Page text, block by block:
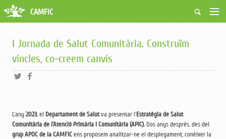
Qui som
Fes-te soci
Borsa de treball
Grups i Vocalies
CAMFiC
I Jornada de Salut Comunitària. Construïm
vincles, co-creem canvis
L’any2023, el Departament de Salutva presentar l’Estratègia de Salut
Comunitària de l’Atenció Primària i Comunitària (APiC). Dos anys després, des del
grup APOC de la CAMFiCens proposem analitzar-ne el desplegament, conèixer la